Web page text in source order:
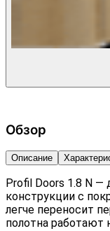
Обзор
Описание
Profil Doors 1.8 N —
конструкции с
легче переносит
полотна работают